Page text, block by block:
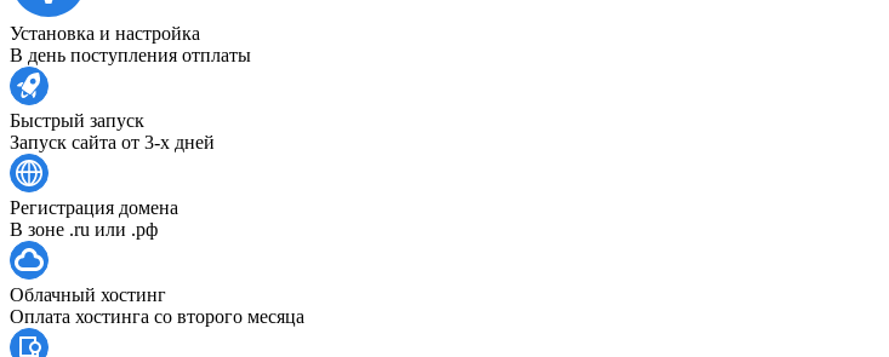
Установка и настройка
В день поступления отплаты
Быстрый запуск
Запуск сайта от 3-х дней
Регистрация домена
В зоне .ru или .рф
Облачный хостинг
Оплата хостинга со второго месяца